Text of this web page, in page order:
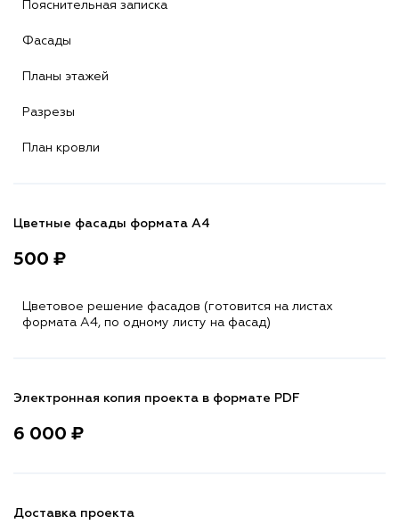
Пояснительная записка
Фасады
Планы этажей
Разрезы
План кровли
Цветные фасады формата А4
500 ₽
Цветовое решение фасадов (готовится на листах
формата A4, по одному листу на фасад)
Электронная копия проекта в формате PDF
6 000 ₽
Доставка проекта